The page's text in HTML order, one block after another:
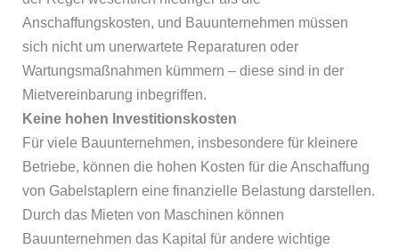
Anschaffungskosten, und Bauunternehmen müssen
sich nicht um unerwartete Reparaturen oder
Wartungsmaßnahmen kümmern – diese sind in der
Mietvereinbarung inbegriffen.
Keine hohen Investitionskosten
Für viele Bauunternehmen, insbesondere für kleinere
Betriebe, können die hohen Kosten für die Anschaffung
von Gabelstaplern eine finanzielle Belastung darstellen.
Durch das Mieten von Maschinen können
Bauunternehmen das Kapital für andere wichtige